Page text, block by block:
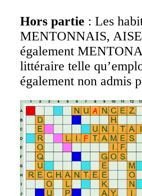
Hors partie : Les
MENTONNAIS, AISE
également
littéraire telle
également non admis